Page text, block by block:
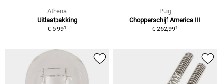
Athena
Uitlaatpakking
€ 5,991
Puig
Chopperschijf America III
€ 262,991